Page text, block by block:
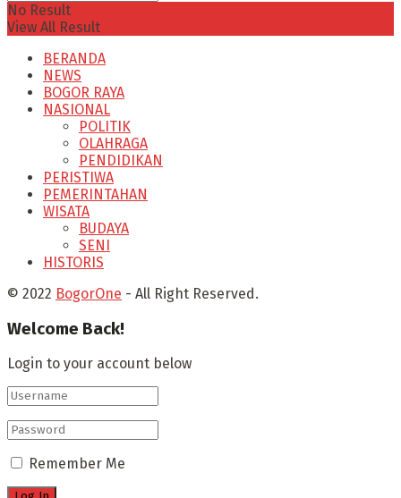
No Result
View All Result
BERANDA
NEWS
BOGOR RAYA
NASIONAL
POLITIK
OLAHRAGA
PENDIDIKAN
PERISTIWA
PEMERINTAHAN
WISATA
BUDAYA
SENI
HISTORIS
© 2022 BogorOne - All Right Reserved.
Welcome Back!
Login to your account below
Remember Me